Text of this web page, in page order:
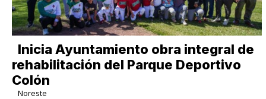
Inicia Ayuntamiento obra integral de
rehabilitación del Parque Deportivo
Colón
Noreste